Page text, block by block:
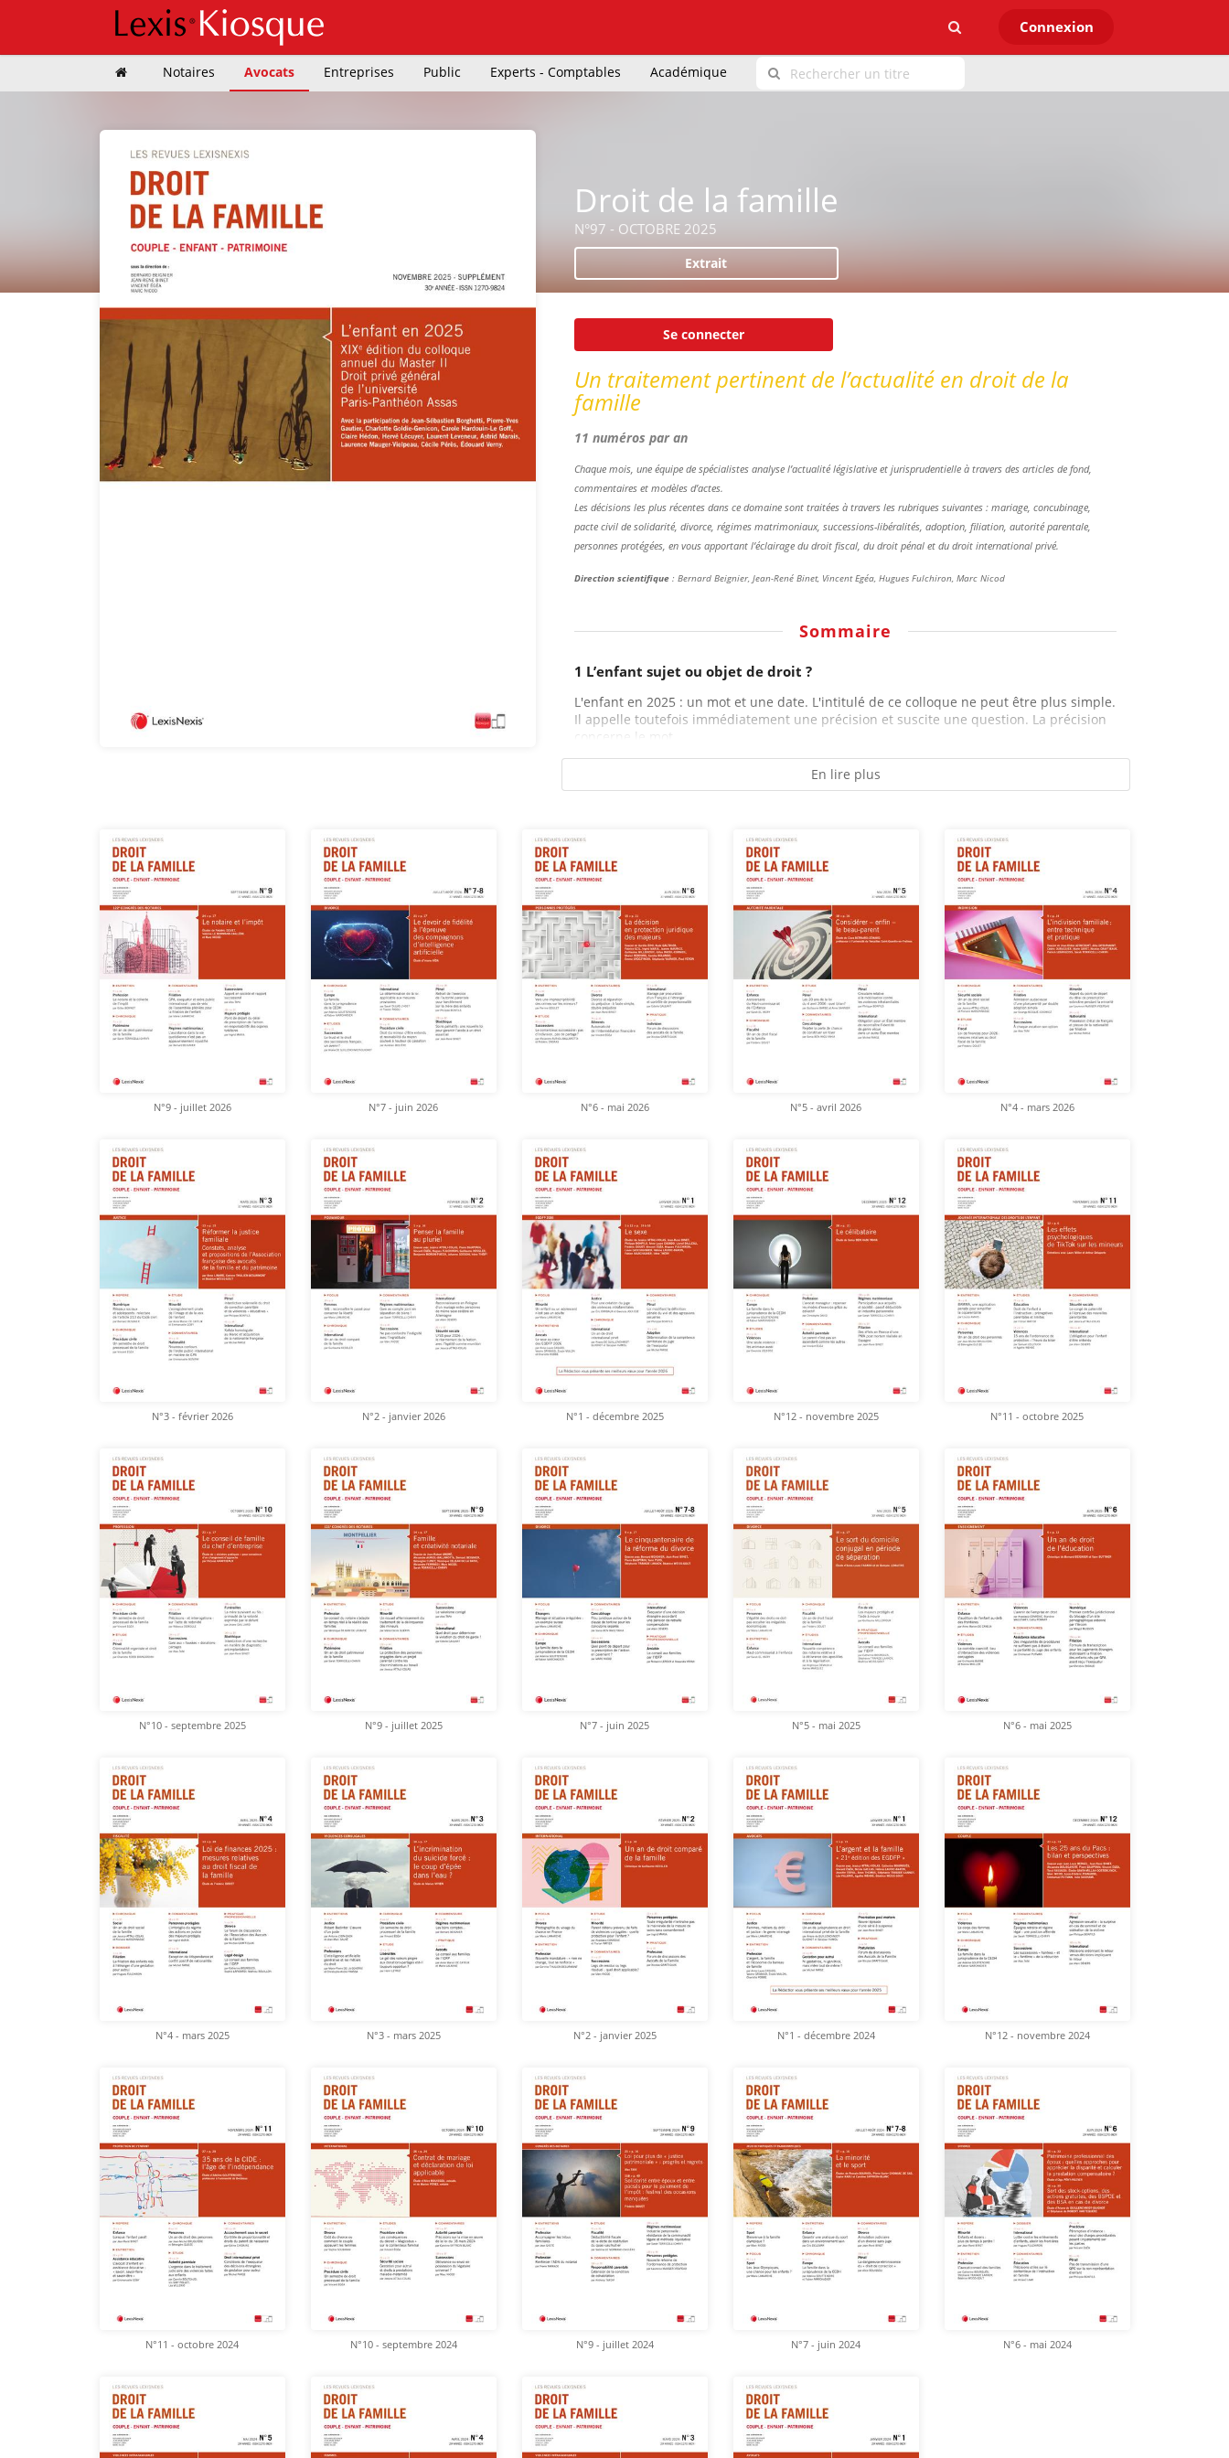
Connexion
Notaires Avocats Entreprises Public Experts - Comptables Académique
Droit de la famille
N°97 - OCTOBRE 2025
Extrait
Se connecter
Un traitement pertinent de l’actualité en droit de la
famille
11 numéros par an
Chaque mois, une équipe de spécialistes analyse l’actualité législative et jurisprudentielle à travers des articles de fond,
commentaires et modèles d’actes.
Les décisions les plus récentes dans ce domaine sont traitées à travers les rubriques suivantes : mariage, concubinage,
pacte civil de solidarité, divorce, régimes matrimoniaux, successions-libéralités, adoption, filiation, autorité parentale,
personnes protégées, en vous apportant l’éclairage du droit fiscal, du droit pénal et du droit international privé.
Direction scientifique : Bernard Beignier, Jean-René Binet, Vincent Egéa, Hugues Fulchiron, Marc Nicod
Sommaire
1 L’enfant sujet ou objet de droit ?
L'enfant en 2025 : un mot et une date. L'intitulé de ce colloque ne peut être plus simple.
Il appelle toutefois immédiatement une précision et suscite une question. La précision
concerne le mot...
En lire plus
N°9 - juillet 2026 N°7 - juin 2026 N°6 - mai 2026 N°5 - avril 2026 N°4 - mars 2026
N°3 - février 2026 N°2 - janvier 2026 N°1 - décembre 2025 N°12 - novembre 2025 N°11 - octobre 2025
N°10 - septembre 2025 N°9 - juillet 2025 N°7 - juin 2025 N°5 - mai 2025 N°6 - mai 2025
N°4 - mars 2025 N°3 - mars 2025 N°2 - janvier 2025 N°1 - décembre 2024 N°12 - novembre 2024
N°11 - octobre 2024 N°10 - septembre 2024 N°9 - juillet 2024 N°7 - juin 2024 N°6 - mai 2024